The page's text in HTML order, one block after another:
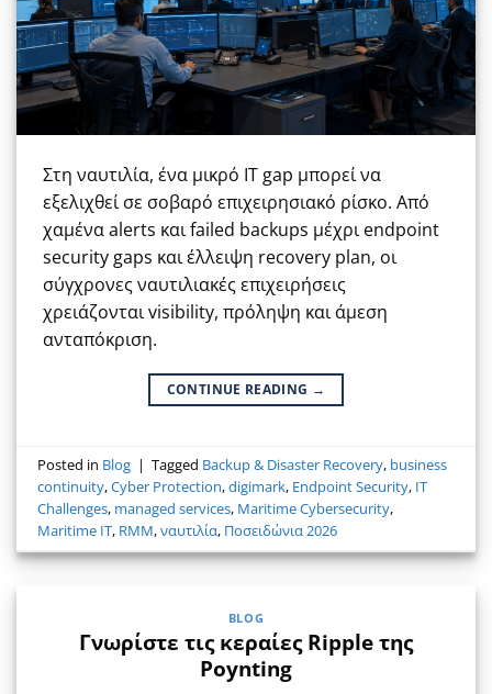
Στη ναυτιλία, ένα μικρό IT gap μπορεί να
εξελιχθεί σε σοβαρό επιχειρησιακό ρίσκο. Από
χαμένα alerts και failed backups μέχρι endpoint
security gaps και έλλειψη recovery plan, οι
σύγχρονες ναυτιλιακές επιχειρήσεις
χρειάζονται visibility, πρόληψη και άμεση
ανταπόκριση.
CONTINUE READING →
Posted in Blog | Tagged Backup & Disaster Recovery, business
continuity,Cyber Protection,digimark, Endpoint Security, IT
Challenges, managed services, Maritime Cybersecurity,
Maritime IT, RMM,ναυτιλία, Ποσειδώνια 2026
BLOG
Γνωρίστε τις κεραίες Ripple της
Poynting